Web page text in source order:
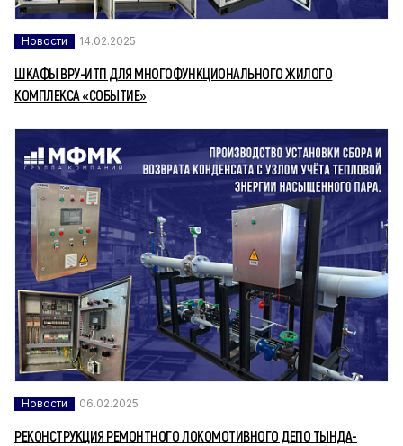
Новости 14.02.2025
ШКАФЫ ВРУ-ИТП ДЛЯ МНОГОФУНКЦИОНАЛЬНОГО ЖИЛОГО
КОМПЛЕКСА «СОБЫТИЕ»
Новости 06.02.2025
РЕКОНСТРУКЦИЯ РЕМОНТНОГО ЛОКОМОТИВНОГО ДЕПО ТЫНДА-